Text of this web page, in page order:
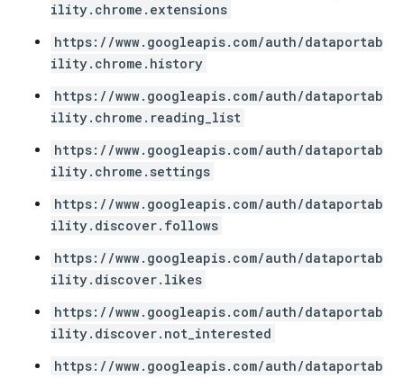
ility.chrome.extensions
https://www.googleapis.com/auth/dataportab
ility.chrome.history
https://www.googleapis.com/auth/dataportab
ility.chrome.reading_list
https://www.googleapis.com/auth/dataportab
ility.chrome.settings
https://www.googleapis.com/auth/dataportab
ility.discover.follows
https://www.googleapis.com/auth/dataportab
ility.discover.likes
https://www.googleapis.com/auth/dataportab
ility.discover.not_interested
https://www.googleapis.com/auth/dataportab